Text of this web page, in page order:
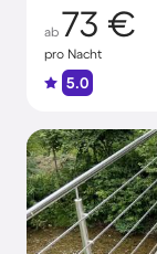
ab 73 €
pro Nacht
5.0